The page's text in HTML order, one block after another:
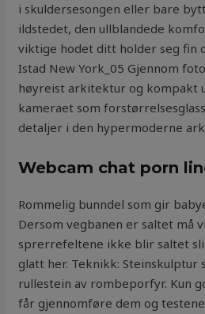
i skuldersesongen eller bare
ildstedet, den ullblandede
viktige hodet ditt holder seg fin
Istad New York_05 Gjennom
høyreist arkitektur og kompakt
kameraet som
detaljer i den hypermoderne
Webcam chat porn
Rommelig bunndel som gir
Dersom vegbanen er saltet må
sprerrefeltene ikke blir saltet
glatt her. Teknikk: Steinskulptur
rullestein av rombeporfyr. Kun
får gjennomføre dem og